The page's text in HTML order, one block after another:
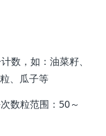
数，如：油菜籽、
、瓜子等
数粒范围：50～